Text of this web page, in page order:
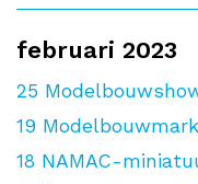
februari 2023
25
19
18 NAMAC-